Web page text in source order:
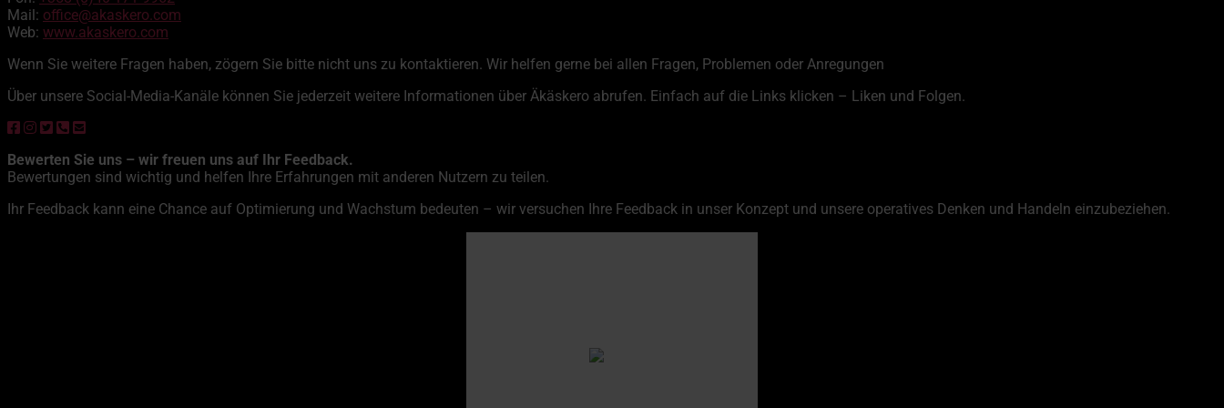
Mail: office@akaskero.com
Web: www.akaskero.com
Wenn Sie weitere Fragen haben, zögern Sie bitte nicht uns zu kontaktieren. Wir helfen gerne bei allen Fragen, Problemen oder Anregungen
Über unsere Social-Media-Kanäle können Sie jederzeit weitere Informationen über Äkäskero abrufen. Einfach auf die Links klicken – Liken und Folgen.
Bewerten Sie uns – wir freuen uns auf Ihr Feedback.
Bewertungen sind wichtig und helfen Ihre Erfahrungen mit anderen Nutzern zu teilen.
Ihr Feedback kann eine Chance auf Optimierung und Wachstum bedeuten – wir versuchen Ihre Feedback in unser Konzept und unsere operatives Denken und Handeln einzubeziehen.